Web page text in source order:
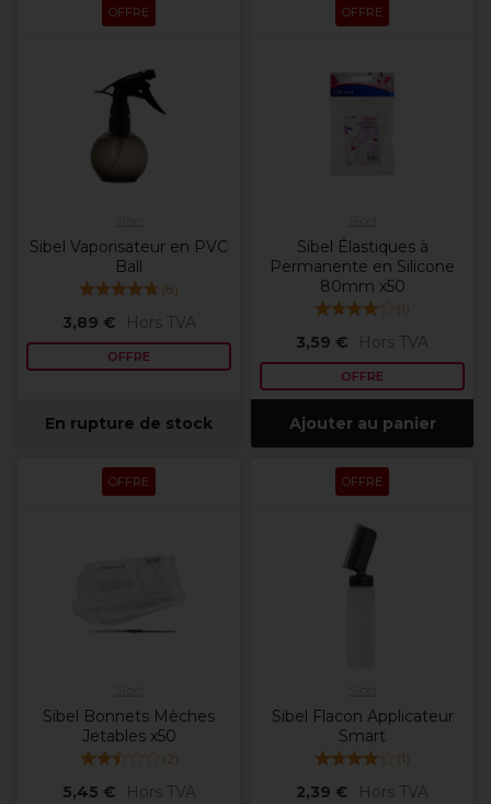
OFFRE
Sibel Vaporisateur en PVC
Ball
(8)
3,89 € Hors TVA
OFFRE
En rupture de stock
OFFRE
Sibel Élastiques à
Permanente en Silicone
80mm x50
(1)
3,59 € Hors TVA
OFFRE
Ajouter au panier
OFFRE
Sibel Bonnets Mèches
Jetables x50
(2)
5,45 € Hors TVA
OFFRE
Sibel Flacon Applicateur
Smart
(1)
2,39 € Hors TVA